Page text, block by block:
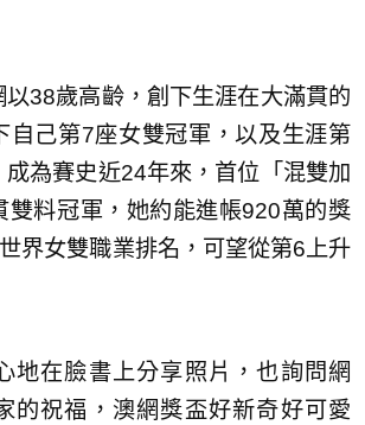
以38歲高齡，創下生涯在大滿貫的
自己第7座女雙冠軍，以及生涯第
為賽史近24年來，首位「混雙加
雙料冠軍，她約能進帳920萬的獎
界女雙職業排名，可望從第6上升
地在臉書上分享照片，也詢問網
的祝福，澳網獎盃好新奇好可愛